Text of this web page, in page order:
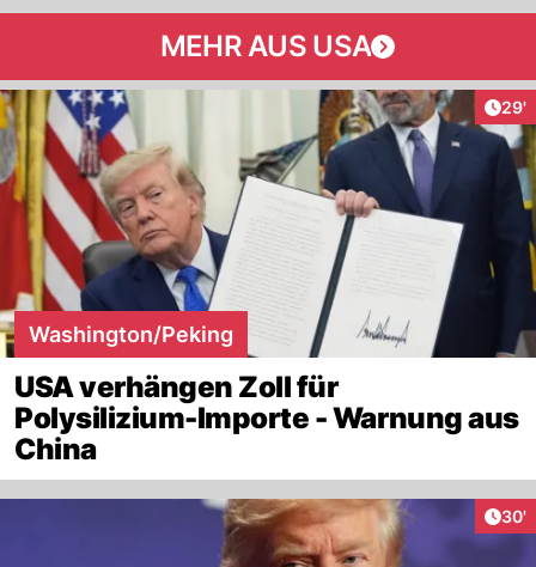
MEHR AUS USA
29'
Washington/Peking
USA verhängen Zoll für
Polysilizium-Importe - Warnung aus
China
30'